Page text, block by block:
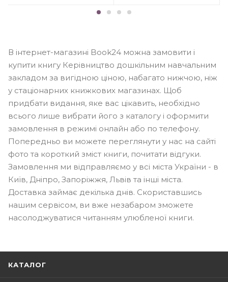
В інтернет-магазині Book24 можна замовити і
купити книгу Керівництво дошкільним навчальним
закладом за вигідною ціною, набагато нижчою, ніж
у стаціонарних книжкових магазинах. Щоб
придбати видання, яке вас цікавить, необхідно
всього лише вибрати його з каталогу і оформити
замовлення в режимі онлайн або по телефону.
Попередньо ви можете переглянути у нас на сайті
фото та короткий зміст книги, почитати відгуки.
Замовлення ми відправляємо у всі міста України - в
Київ, Дніпро, Запоріжжя, Львів та інші міста.
Доставка займає декілька днів. Скориставшись
нашим сервісом, ви вже незабаром зможете
насолоджуватися читанням улюбленої книги.
КАТАЛОГ